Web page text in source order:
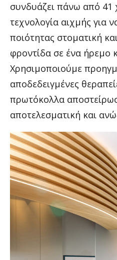
συνδυάζει πάνω από 41
τεχνολογία αιχμής για
ποιότητας στοματική
φροντίδα σε ένα ήρεμο
Χρησιμοποιούμε
αποδεδειγμένες
πρωτόκολλα
αποτελεσματική και